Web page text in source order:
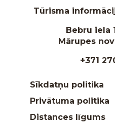
Tūrisma
Bebru iela
Mārupes
+371
Sīkdatņu politika
Privātuma politika
Distances līgums